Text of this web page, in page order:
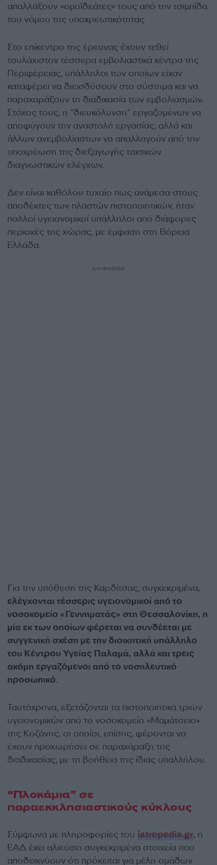
απαλλάξουν «ομοϊδεάτες» τους από την τσιμπίδα
του νόμου της υποχρεωτικότητας.
Στο επίκεντρο της έρευνας έχουν τεθεί
τουλάχιστον τέσσερα εμβολιαστικά κέντρα της
Περιφέρειας, υπάλληλοι των οποίων είχαν
καταφέρει να διεισδύσουν στο σύστημα και να
παραχαράξουν τη διαδικασία των εμβολιασμών.
Στόχος τους, η “διευκόλυνση” εργαζομένων να
αποφύγουν την αναστολή εργασίας, αλλά και
άλλων ανεμβολίαστων να απαλλαγούν από την
υποχρέωση της διεξαγωγής τακτικών
διαγνωστικών ελέγχων.
Δεν είναι καθόλου τυχαίο πως ανάμεσα στους
αποδέκτες των πλαστών πιστοποιητικών, ήταν
πολλοί υγειονομικοί υπάλληλοι από διάφορες
περιοχές της χώρας, με έμφαση στη Βόρεια
Ελλάδα.
ΔΙΑΦΗΜΙΣΗ
Για την υπόθεση της Καρδίτσας, συγκεκριμένα,
ελέγχονται τέσσερις υγειονομικοί από το
νοσοκομείο «Γεννηματάς» στη Θεσσαλονίκη, η
μία εκ των οποίων φέρεται να συνδέεται με
συγγενική σχέση με την διοικητική υπάλληλο
του Κέντρου Υγείας Παλαμά, αλλά και τρεις
ακόμη εργαζόμενοι από το νοσηλευτικό
προσωπικό.
Ταυτόχρονα, εξετάζονται τα πιστοποιητικά τριών
υγειονομικών από το νοσοκομείο «Μαμάτσειο»
της Κοζάνης, οι οποίοι, επίσης, φέρονται να
έχουν προχωρήσει σε παραχάραξη της
διαδικασίας, με τη βοήθεια της ίδιας υπαλλήλου.
“Πλοκάμια” σε
παραεκκλησιαστικούς κύκλους
Σύμφωνα με πληροφορίες του iatropedia.gr, η
ΕΑΔ έχει αλιεύσει συγκεκριμένα στοιχεία που
αποδεικνύουν ότι πρόκειται για μέλη ομάδων